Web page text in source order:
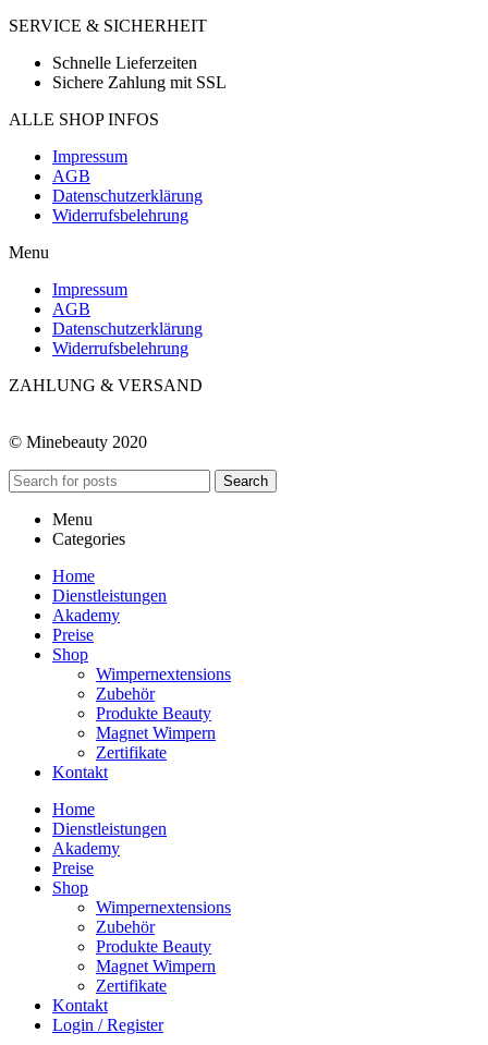
SERVICE & SICHERHEIT
Schnelle Lieferzeiten
Sichere Zahlung mit SSL
ALLE SHOP INFOS
Impressum
AGB
Datenschutzerklärung
Widerrufsbelehrung
Menu
Impressum
AGB
Datenschutzerklärung
Widerrufsbelehrung
ZAHLUNG & VERSAND
© Minebeauty 2020
Search
Menu
Categories
Home
Dienstleistungen
Akademy
Preise
Shop
Wimpernextensions
Zubehör
Produkte Beauty
Magnet Wimpern
Zertifikate
Kontakt
Home
Dienstleistungen
Akademy
Preise
Shop
Wimpernextensions
Zubehör
Produkte Beauty
Magnet Wimpern
Zertifikate
Kontakt
Login / Register